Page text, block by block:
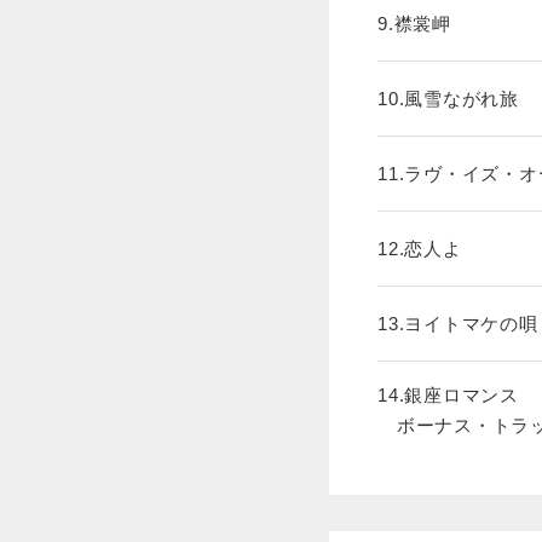
9.襟裳岬
10.風雪ながれ旅
11.ラヴ・イズ・オ
12.恋人よ
13.ヨイトマケの唄
14.銀座ロマンス
ボーナス・トラ